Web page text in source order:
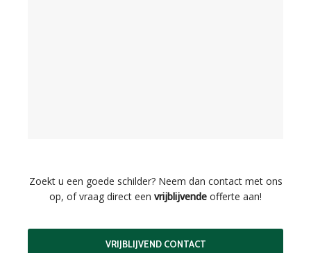
Zoekt u een goede schilder? Neem dan contact met ons
op, of vraag direct een vrijblijvende offerte aan!
VRIJBLIJVEND CONTACT